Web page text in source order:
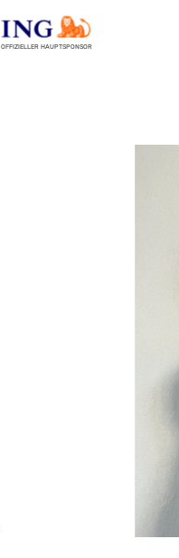
OFFIZIELLER HAUPTSPONSOR